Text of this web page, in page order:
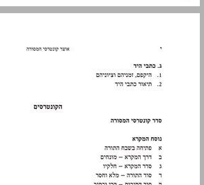
8. ריבוי הנוסחים ... 10